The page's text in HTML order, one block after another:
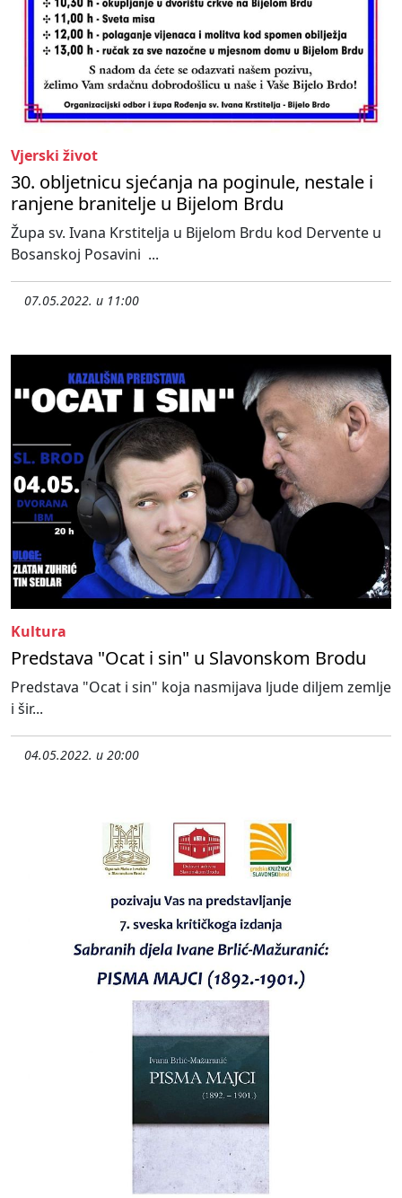
Vjerski život
30. obljetnicu sjećanja na poginule, nestale i
ranjene branitelje u Bijelom Brdu
Župa sv. Ivana Krstitelja u Bijelom Brdu kod Dervente u
Bosanskoj Posavini ...
07.05.2022. u 11:00
Kultura
Predstava "Ocat i sin" u Slavonskom Brodu
Predstava "Ocat i sin" koja nasmijava ljude diljem zemlje
i šir...
04.05.2022. u 20:00